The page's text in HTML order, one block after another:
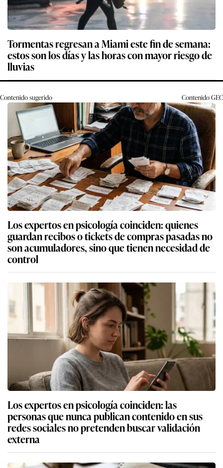
Tormentas regresan a Miami este fin de semana:
estos son los días y las horas con mayor riesgo de
lluvias
Contenido sugerido ContenidoGEC
Los expertos en psicología coinciden: quienes
guardan recibos o tickets de compras pasadas no
son acumuladores, sino que tienen necesidad de
control
Los expertos en psicología coinciden: las
personas que nunca publican contenido en sus
redes sociales no pretenden buscar validación
externa